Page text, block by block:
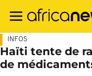
contenu
INFOS
Haïti tente de
de